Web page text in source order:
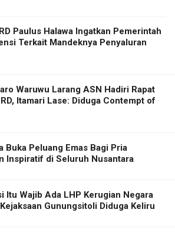
Paulus Halawa Ingatkan Pemerintah
Terkait Mandeknya Penyaluran
Waruwu Larang ASN Hadiri Rapat
Itamari Lase: Diduga Contempt of
Buka Peluang Emas Bagi Pria
Inspiratif di Seluruh Nusantara
Itu Wajib Ada LHP Kerugian Negara
Gunungsitoli Diduga Keliru